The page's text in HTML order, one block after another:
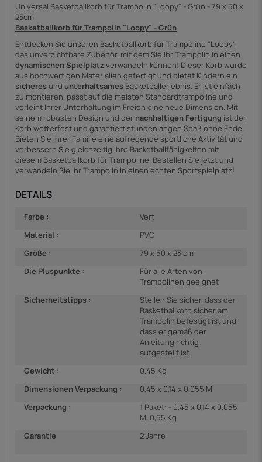
Universal Basketballkorb für Trampolin "Loopy" - Grün - 79 x 50 x
23cm
Basketballkorb für Trampolin "Loopy" - Grün
Entdecken Sie unseren Basketballkorb für Trampoline "Loopy",
das unverzichtbare Zubehör, mit dem Sie Ihr Trampolin in einen
dynamischen Spielplatz verwandeln können! Dieser Korb wurde
aus hochwertigen Materialien gefertigt und bietet Kindern ein
sicheres und unterhaltsames Basketballerlebnis. Er ist einfach
zu montieren, passt auf die meisten Standardtrampoline und
verleiht Ihrer Unterhaltung im Freien eine neue Dimension. Mit
seinem robusten Design und der nachhaltigen Fertigung ist der
Korb wetterfest und garantiert stundenlangen Spaß ohne Ende.
Bieten Sie Ihrer Familie eine aufregende sportliche Aktivität und
verbessern Sie gleichzeitig ihre Basketballfähigkeiten mit
diesem Basketballkorb für Trampoline. Bestellen Sie jetzt und
verwandeln Sie Ihr Trampolin in einen echten Sportspielplatz!
DETAILS
Farbe :
Vert
Material :
PVC
Größe :
79 x 50 x 23 cm
Die Pluspunkte :
Für alle Arten von
Trampolinen geeignet
Sicherheitstipps :
Stellen Sie sicher, dass der
Basketballkorb sicher am
Trampolin befestigt ist und
dass er gemäß der
Anleitung richtig
aufgestellt ist.
Gewicht :
0.45 Kg
Dimensionen Verpackung :
0,45 x 0,14 x 0,055 M
Verpackung :
1 Paket: - 0,45 x 0,14 x 0,055
M, 0,55 Kg
Garantie
2 Jahre